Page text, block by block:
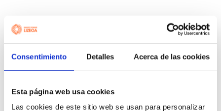
Consentimiento Detalles Acerca de las cookies
Esta página web usa cookies
Las cookies de este sitio web se usan para personalizar